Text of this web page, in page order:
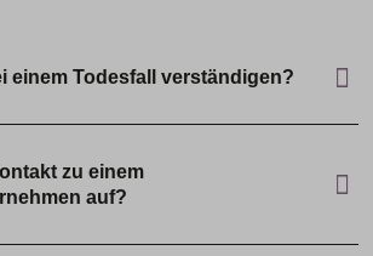
einem Todesfall verständigen?
zu einem
auf?